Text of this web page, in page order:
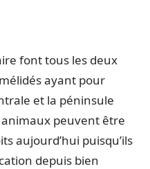
font tous les deux
ayant pour
et la péninsule
peuvent être
aujourd’hui puisqu’ils
depuis bien